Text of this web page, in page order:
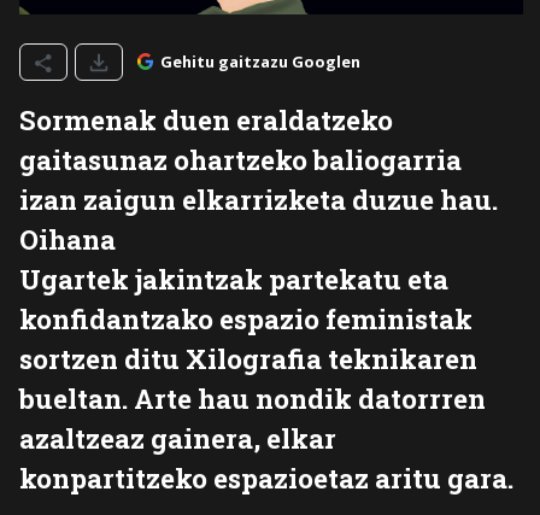
Gehitu gaitzazu Googlen
Sormenak duen eraldatzeko
gaitasunaz ohartzeko baliogarria
izan zaigun elkarrizketa duzue hau.
Oihana
Ugartek jakintzak partekatu eta
konfidantzako espazio feministak
sortzen ditu Xilografia teknikaren
bueltan. Arte hau nondik datorrren
azaltzeaz gainera, elkar
konpartitzeko espazioetaz aritu gara.